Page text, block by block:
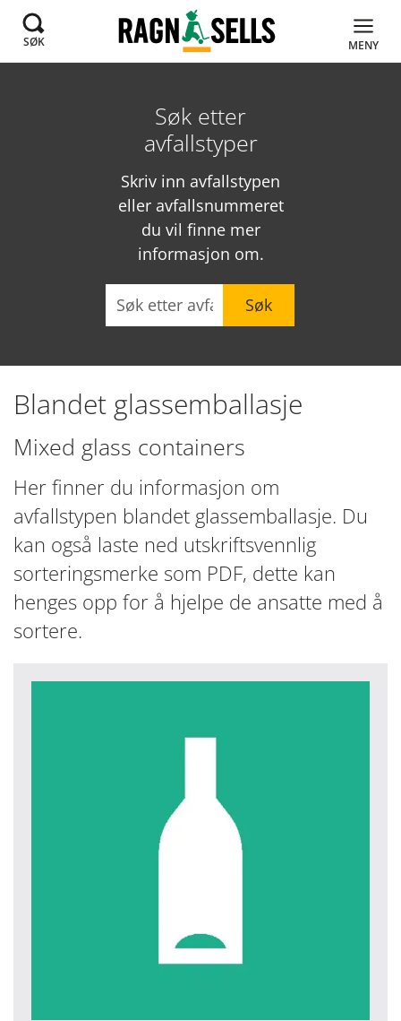
SØK MENY
Søk etter
avfallstyper
Skriv inn avfallstypen
eller avfallsnummeret
du vil finne mer
informasjon om.
Søk
Søk
Blandet glassemballasje
Mixed glass containers
Her finner du informasjon om
avfallstypen blandet glassemballasje. Du
kan også laste ned utskriftsvennlig
sorteringsmerke som PDF, dette kan
henges opp for å hjelpe de ansatte med å
sortere.